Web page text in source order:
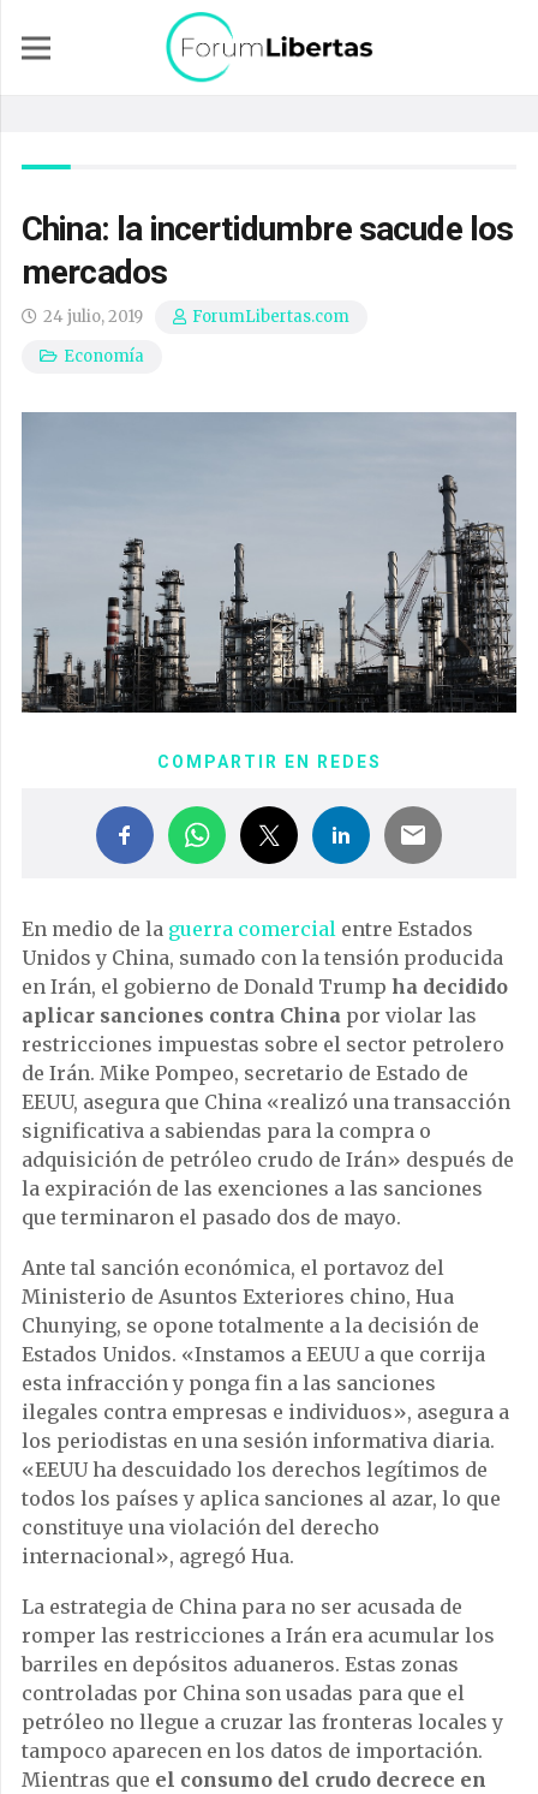
China: la incertidumbre sacude los
mercados
24 julio, 2019
ForumLibertas.com
Economía
COMPARTIR EN REDES
En medio de la guerra comercial entre Estados
Unidos y China, sumado con la tensión producida
en Irán, el gobierno de Donald Trump ha decidido
aplicar sanciones contra China por violar las
restricciones impuestas sobre el sector petrolero
de Irán. Mike Pompeo, secretario de Estado de
EEUU, asegura que China «realizó una transacción
significativa a sabiendas para la compra o
adquisición de petróleo crudo de Irán» después de
la expiración de las exenciones a las sanciones
que terminaron el pasado dos de mayo.
Ante tal sanción económica, el portavoz del
Ministerio de Asuntos Exteriores chino, Hua
Chunying, se opone totalmente a la decisión de
Estados Unidos. «Instamos a EEUU a que corrija
esta infracción y ponga fin a las sanciones
ilegales contra empresas e individuos», asegura a
los periodistas en una sesión informativa diaria.
«EEUU ha descuidado los derechos legítimos de
todos los países y aplica sanciones al azar, lo que
constituye una violación del derecho
internacional», agregó Hua.
La estrategia de China para no ser acusada de
romper las restricciones a Irán era acumular los
barriles en depósitos aduaneros. Estas zonas
controladas por China son usadas para que el
petróleo no llegue a cruzar las fronteras locales y
tampoco aparecen en los datos de importación.
Mientras que el consumo del crudo decrece en